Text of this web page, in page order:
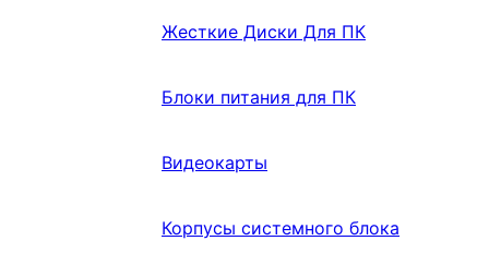
Жесткие Диски Для ПК
Блоки питания для ПК
Видеокарты
Корпусы системного блока